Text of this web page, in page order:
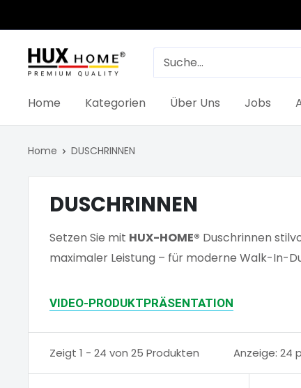
zum
InhaltHux-
Home
Home Kategorien Über Uns Jobs
Home DUSCHRINNEN
DUSCHRINNEN
Setzen Sie mit HUX-HOME® Duschrinnen
maximaler Leistung – für moderne Walk-In-
VIDEO-PRODUKTPRÄSENTATION
Zeigt 1 - 24 von 25 Produkten Anzeige: 24